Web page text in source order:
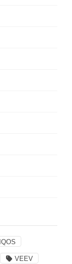
IQOS
VEEV